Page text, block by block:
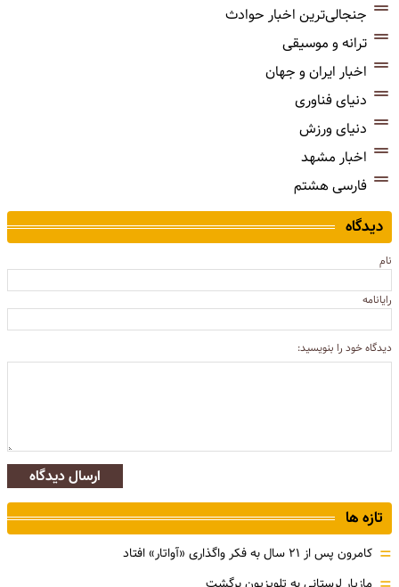
جنجالی‌ترین اخبار حوادث
ترانه و موسیقی
اخبار ایران و جهان
دنیای فناوری
دنیای ورزش
اخبار مشهد
فارسی هشتم
دیدگاه
نام
رایانامه
دیدگاه خود را بنویسید:
ارسال دیدگاه
تازه ها
= کامرون پس از ۲۱ سال به فکر واگذاری «آواتار» افتاد